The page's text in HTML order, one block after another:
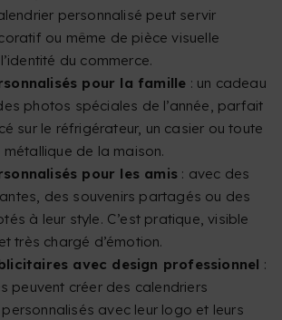
personnalisé peut servir
ou même de pièce visuelle
du commerce.
pour la famille : un cadeau
photos spéciales de l’année, parfait
sur le réfrigérateur, un casier ou toute
de la maison.
pour les amis : avec des
des souvenirs partagés ou des
à leur style. C’est pratique, visible
très chargé d’émotion.
avec design professionnel :
peuvent créer des calendriers
avec leur logo et leurs